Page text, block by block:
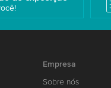
Empresa
Sobre nós